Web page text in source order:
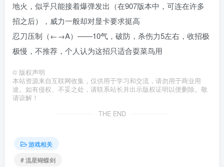
地火，似乎只能接着爆弹发出（在907版本中，可连在许多
招之后），威力一般却对显卡要求挺高
忍刀压制（←→A）——10气，破防，杀伤力5左右，收招极
极慢，不推荐，个人认为这招只适合耍菜鸟用
© 版权声明
本站资源来自互联网收集，仅供用于学习和交流，请勿用于商业用
途。如有侵权、不妥之处，请联系站长并出示版权证明以便删除。敬
请谅解！
THE END
游戏相关
# 流星蝴蝶剑